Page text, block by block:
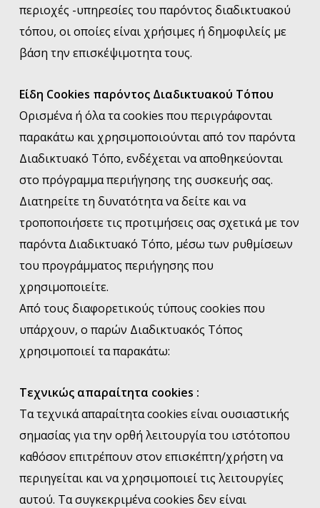
περιοχές -υπηρεσίες του παρόντος διαδικτυακού
τόπου, οι οποίες είναι χρήσιμες ή δημοφιλείς με
βάση την επισκέψιμοτητα τους.
Eίδη Cookies παρόντος Διαδικτυακού Τόπου
Ορισμένα ή όλα τα cookies που περιγράφονται
παρακάτω και χρησιμοποιούνται από τον παρόντα
Διαδικτυακό Τόπο, ενδέχεται να αποθηκεύονται
στο πρόγραμμα περιήγησης της συσκευής σας.
Διατηρείτε τη δυνατότητα να δείτε και να
τροποποιήσετε τις προτιμήσεις σας σχετικά με τον
παρόντα Διαδικτυακό Τόπο, μέσω των ρυθμίσεων
του προγράμματος περιήγησης που
χρησιμοποιείτε.
Από τους διαφορετικούς τύπους cookies που
υπάρχουν, ο παρών Διαδικτυακός Τόπος
χρησιμοποιεί τα παρακάτω:
Tεχνικώς απαραίτητα cookies :
Τα τεχνικά απαραίτητα cookies είναι ουσιαστικής
σημασίας για την ορθή λειτουργία του ιστότοπου
καθόσον επιτρέπουν στον επισκέπτη/χρήστη να
περιηγείται και να χρησιμοποιεί τις λειτουργίες
αυτού. Τα συγκεκριμένα cookies δεν είναι